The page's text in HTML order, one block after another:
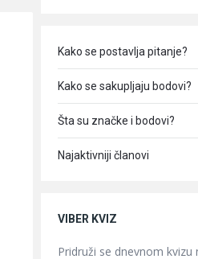
Kako se postavlja pitanje?
Kako se sakupljaju bodovi?
Šta su značke i bodovi?
Najaktivniji članovi
VIBER KVIZ
Pridruži se dnevnom kvizu